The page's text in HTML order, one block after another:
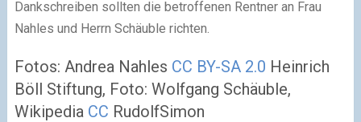
Dankschreiben sollten die betroffenen Rentner an Frau
Nahles und Herrn Schäuble richten.
Fotos: Andrea Nahles CC BY-SA 2.0 Heinrich
Böll Stiftung, Foto: Wolfgang Schäuble,
Wikipedia CC RudolfSimon